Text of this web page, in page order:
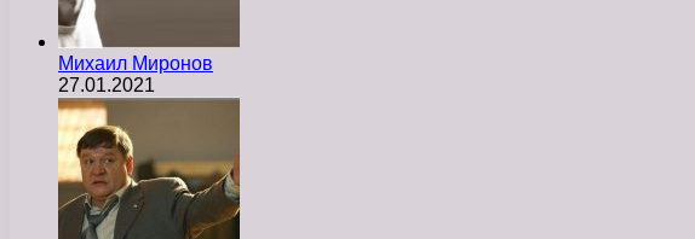
Михаил Миронов
27.01.2021